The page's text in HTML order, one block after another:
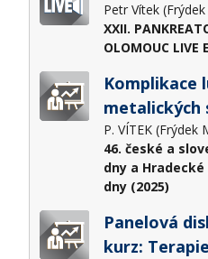
Petr Vítek
XXII.
OLOMOUC LIVE
Komplikace
metalických
P. VÍTEK (Frýdek
46. české a
dny a
dny (2025)
Panelová
kurz: